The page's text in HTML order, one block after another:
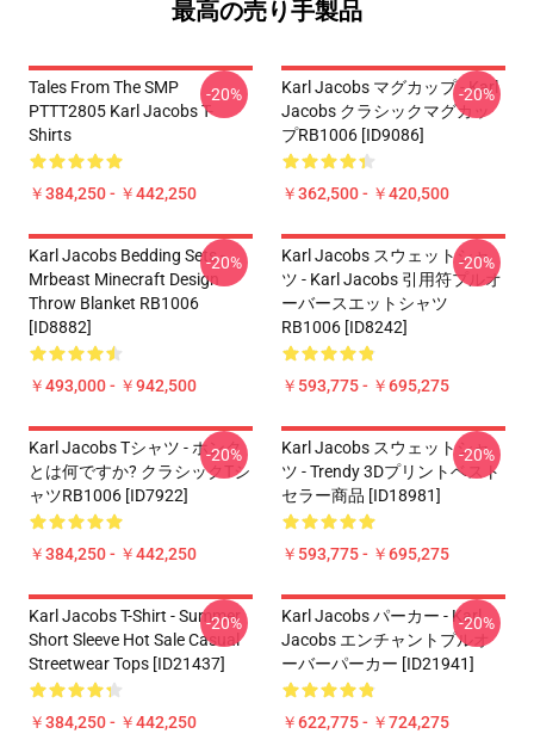
最高の売り手製品
Tales From The SMP
PTTT2805 Karl Jacobs T-
Shirts
￥384,250 - ￥442,250
-20%
Karl Jacobs マグカップ - Karl
Jacobs クラシックマグカッ
プRB1006 [ID9086]
￥362,500 - ￥420,500
-20%
Karl Jacobs Bedding Sets -
Mrbeast Minecraft Design
Throw Blanket RB1006
[ID8882]
￥493,000 - ￥942,500
-20%
Karl Jacobs スウェットシャ
ツ - Karl Jacobs 引用符プルオ
ーバースエットシャツ
RB1006 [ID8242]
￥593,775 - ￥695,275
-20%
Karl Jacobs Tシャツ - ホンク
とは何ですか? クラシックTシ
ャツRB1006 [ID7922]
￥384,250 - ￥442,250
-20%
Karl Jacobs スウェットシャ
ツ - Trendy 3Dプリントベスト
セラー商品 [ID18981]
￥593,775 - ￥695,275
-20%
Karl Jacobs T-Shirt - Summer
Short Sleeve Hot Sale Casual
Streetwear Tops [ID21437]
￥384,250 - ￥442,250
-20%
Karl Jacobs パーカー - Karl
Jacobs エンチャントプルオ
ーバーパーカー [ID21941]
￥622,775 - ￥724,275
-20%